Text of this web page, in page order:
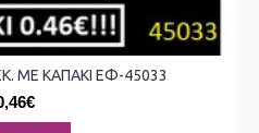
ΜΕ ΚΑΠΑΚΙ ΕΦ-45033